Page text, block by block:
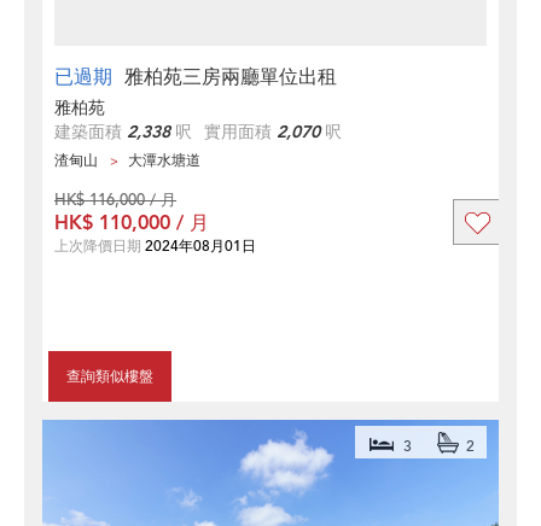
已過期 雅柏苑三房兩廳單位出租
雅柏苑
建築面積 2,338呎 實用面積 2,070呎
渣甸山 大潭水塘道
查詢類似樓盤
HK$ 116,000 / 月
HK$ 110,000 / 月
上次降價日期 2024年08月01日
3 2